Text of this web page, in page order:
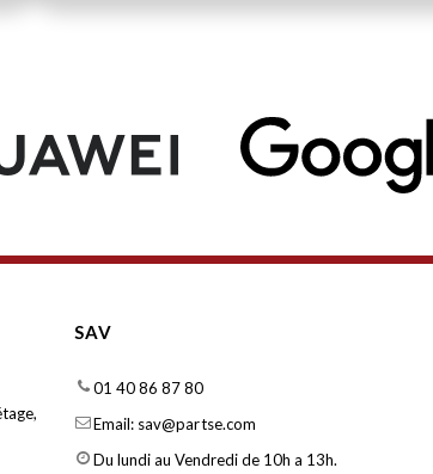
SAV
01 40 86 87 80
Email: sav@partse.com
Du lundi au Vendredi de 10h a 13h.